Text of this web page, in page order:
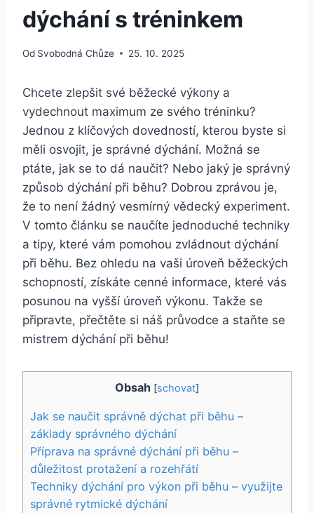
dýchání s tréninkem
Od Svobodná Chůze 25. 10. 2025
Chcete zlepšit své běžecké výkony a
vydechnout maximum ze svého tréninku?
Jednou z klíčových dovedností, kterou byste si
měli osvojit, je správné dýchání. Možná se
ptáte, jak se to dá naučit? Nebo jaký je správný
způsob dýchání při běhu? Dobrou zprávou je,
že to není žádný vesmírný vědecký experiment.
V tomto článku se naučíte jednoduché techniky
a tipy, které vám pomohou zvládnout dýchání
při běhu. Bez ohledu na vaši úroveň běžeckých
schopností, získáte cenné informace, které vás
posunou na vyšší úroveň výkonu. Takže se
připravte, přečtěte si náš průvodce a staňte se
mistrem dýchání při běhu!
Obsah [schovat]
Jak se naučit správně dýchat při běhu –
základy správného dýchání
Příprava na správné dýchání při běhu –
důležitost protažení a rozehřátí
Techniky dýchání pro výkon při běhu – využijte
správné rytmické dýchání